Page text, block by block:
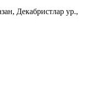
Декабристлар ур.,